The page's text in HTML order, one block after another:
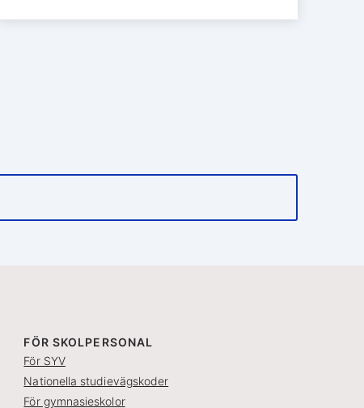
FÖR SKOLPERSONAL
För SYV
Nationella studievägskoder
För gymnasieskolor